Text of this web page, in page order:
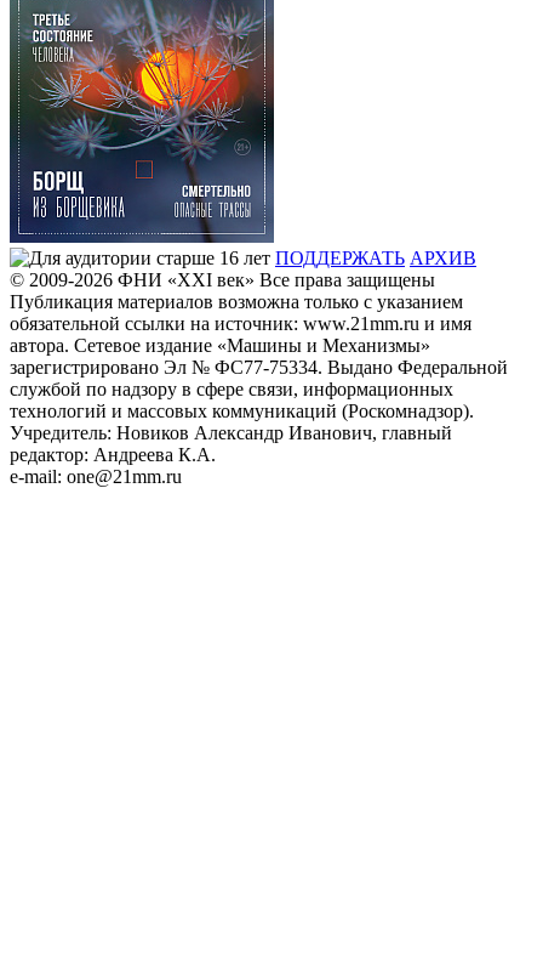
ПОДДЕРЖАТЬ АРХИВ
© 2009-2026 ФHИ «XXI век» Все права защищены
Публикация материалов возможна только с указанием
обязательной ссылки на источник: www.21mm.ru и имя
автора. Сетевое издание «Машины и Механизмы»
зарегистрировано Эл № ФС77-75334. Выдано Федеральной
службой по надзору в сфере связи, информационных
технологий и массовых коммуникаций (Роскомнадзор).
Учредитель: Новиков Александр Иванович, главный
редактор: Андреева К.А.
e-mail: one@21mm.ru